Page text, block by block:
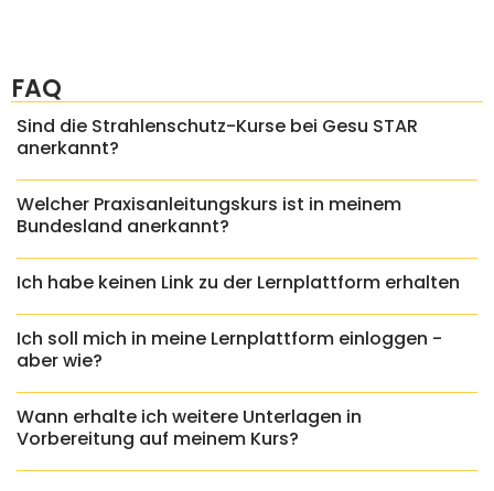
FAQ
Sind die Strahlenschutz-Kurse bei Gesu STAR
anerkannt?
Welcher Praxisanleitungskurs ist in meinem
Bundesland anerkannt?
Ich habe keinen Link zu der Lernplattform erhalten
Ich soll mich in meine Lernplattform einloggen -
aber wie?
Wann erhalte ich weitere Unterlagen in
Vorbereitung auf meinem Kurs?